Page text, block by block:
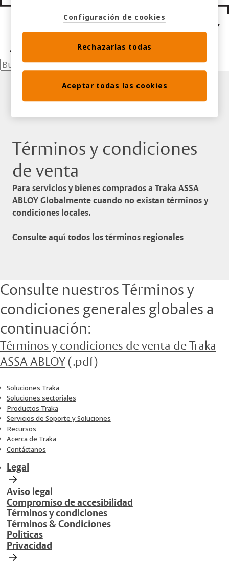
Términos y condiciones
de venta
Para servicios y bienes comprados a Traka ASSA
ABLOY Globalmente cuando no existan términos y
condiciones locales.
Consulteaquí todos los términos regionales
Consulte nuestros Términos y
condiciones generales globales a
continuación:
Términos y condiciones de venta de Traka
ASSA ABLOY(.pdf)
Soluciones Traka
Soluciones sectoriales
Productos Traka
Servicios de Soporte y Soluciones
Recursos
Acerca de Traka
Contáctanos
Legal
Aviso legal
Compromiso de accesibilidad
Términos y condiciones
Términos & Condiciones
Políticas
Privacidad
Configuración de cookies
Rechazarlas todas
Aceptar todas las cookies